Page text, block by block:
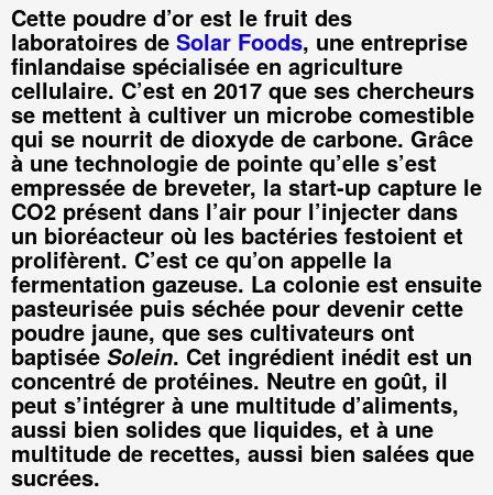
Cette poudre d’or est le fruit des
laboratoires de Solar Foods, une entreprise
finlandaise spécialisée en agriculture
cellulaire. C’est en 2017 que ses chercheurs
se mettent à cultiver un microbe comestible
qui se nourrit de dioxyde de carbone. Grâce
à une technologie de pointe qu’elle s’est
empressée de breveter, la start-up capture le
CO2 présent dans l’air pour l’injecter dans
un bioréacteur où les bactéries festoient et
prolifèrent. C’est ce qu’on appelle la
fermentation gazeuse. La colonie est ensuite
pasteurisée puis séchée pour devenir cette
poudre jaune, que ses cultivateurs ont
baptisée Solein. Cet ingrédient inédit est un
concentré de protéines. Neutre en goût, il
peut s’intégrer à une multitude d’aliments,
aussi bien solides que liquides, et à une
multitude de recettes, aussi bien salées que
sucrées.